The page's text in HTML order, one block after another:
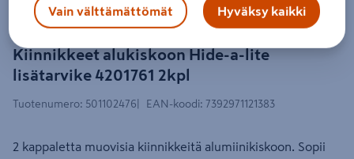
Kiinnikkeet alukiskoon Hide-a-lite
lisätarvike 4201761 2kpl
HIDE-A-LITE
Tuotenumero: 501102476 EAN-koodi: 7392971121383
2 kappaletta muovisia kiinnikkeitä alumiinikiskoon. Sopii
Vain välttämättömät Hyväksy kaikki